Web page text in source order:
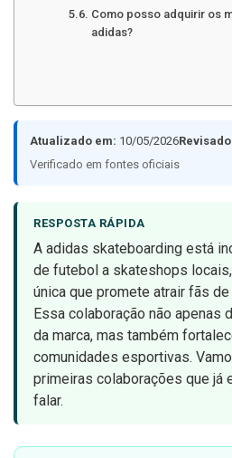
Como posso adquirir os
adidas?
Atualizado em: 10/05/2026
Verificado em fontes oficiais
RESPOSTA RÁPIDA
A adidas skateboarding está
de futebol a skateshops
única que promete atrair fãs
Essa colaboração não apenas
da marca, mas também
comunidades esportivas.
primeiras colaborações que já
falar.